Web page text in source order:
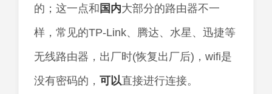
的；这一点和 国内大部分的路由器不一
样，常见的TP-Link、腾达、水星、迅捷等
无线路由器，出厂时(恢复出厂后)，wifi是
没有密码的， 可以直接进行连接。